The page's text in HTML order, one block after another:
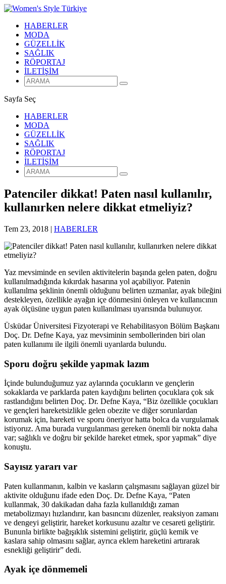
HABERLER
MODA
GÜZELLİK
SAĞLIK
RÖPORTAJ
İLETİŞİM
Sayfa Seç
HABERLER
MODA
GÜZELLİK
SAĞLIK
RÖPORTAJ
İLETİŞİM
Patenciler dikkat! Paten nasıl kullanılır,
kullanırken nelere dikkat etmeliyiz?
Tem 23, 2018 | HABERLER
Yaz mevsiminde en sevilen aktivitelerin başında gelen paten, doğru
kullanılmadığında kıkırdak hasarına yol açabiliyor. Patenin
kullanılma şeklinin önemli olduğunu belirten uzmanlar, ayak bileğini
destekleyen, özellikle ayağın içe dönmesini önleyen ve kullanıcının
ayak ölçüsüne uygun paten kullanılması uyarısında bulunuyor.
Üsküdar Üniversitesi Fizyoterapi ve Rehabilitasyon Bölüm Başkanı
Doç. Dr. Defne Kaya, yaz mevsiminin sembollerinden biri olan
paten kullanımı ile ilgili önemli uyarılarda bulundu.
Sporu doğru şekilde yapmak lazım
İçinde bulunduğumuz yaz aylarında çocukların ve gençlerin
sokaklarda ve parklarda paten kaydığını belirten çocuklara çok sık
rastlandığını belirten Doç. Dr. Defne Kaya, “Biz özellikle çocukları
ve gençleri hareketsizlikle gelen obezite ve diğer sorunlardan
korumak için, hareketi ve sporu öneriyor hatta bolca da vurgulamak
istiyoruz. Ama burada vurgulanması gereken önemli bir nokta daha
var; sağlıklı ve doğru bir şekilde hareket etmek, spor yapmak” diye
konuştu.
Sayısız yararı var
Paten kullanmanın, kalbin ve kasların çalışmasını sağlayan güzel bir
aktivite olduğunu ifade eden Doç. Dr. Defne Kaya, “Paten
kullanmak, 30 dakikadan daha fazla kullanıldığı zaman
metabolizmayı hızlandırır, kan basıncını düzenler, reaksiyon zamanı
ve dengeyi geliştirir, hareket korkusunu azaltır ve cesareti geliştirir.
Bununla birlikte bağışıklık sistemini geliştirir, güçlü kemik ve
kaslara sahip olmasını sağlar, ayrıca eklem hareketini artırarak
esnekliği geliştirir” dedi.
Ayak içe dönmemeli